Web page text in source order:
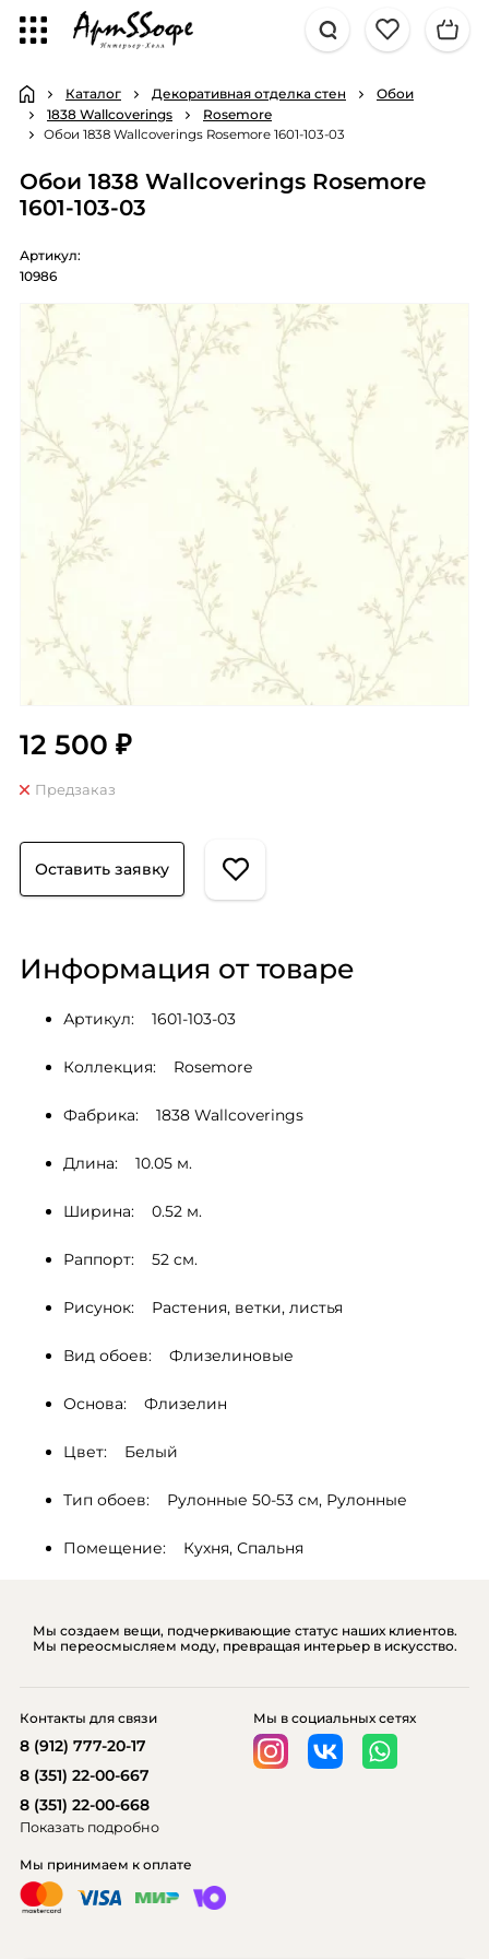
Каталог Декоративная отделка стен
Обои
1838 Wallcoverings
Rosemore
Обои 1838 Wallcoverings Rosemore 1601-103-03
Обои 1838 Wallcoverings Rosemore
1601-103-03
Артикул:
10986
12 500 ₽
Предзаказ
Оставить заявку
Информация от товаре
Артикул:    1601-103-03
Коллекция:    Rosemore
Фабрика:    1838 Wallcoverings
Длина:    10.05 м.
Ширина:    0.52 м.
Раппорт:    52 cм.
Рисунок:    Растения, ветки, листья
Вид обоев:    Флизелиновые
Основа:    Флизелин
Цвет:    Белый
Тип обоев:    Рулонные 50-53 см, Рулонные
Помещение:    Кухня, Спальня
Мы создаем вещи, подчеркивающие статус наших клиентов.
Мы переосмысляем моду, превращая интерьер в искусство.
Мы принимаем к оплате
Мы в социальных сетях
Контакты для связи
8 (912) 777-20-17
8 (351) 22-00-667
8 (351) 22-00-668
Показать подробно